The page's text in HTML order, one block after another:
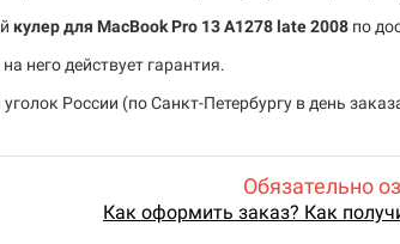
кулер для MacBook Pro 13 A1278 late 2008 по
него действует гарантия.
России (по Санкт-Петербургу в день
Обязательно
Как оформить заказ? Как